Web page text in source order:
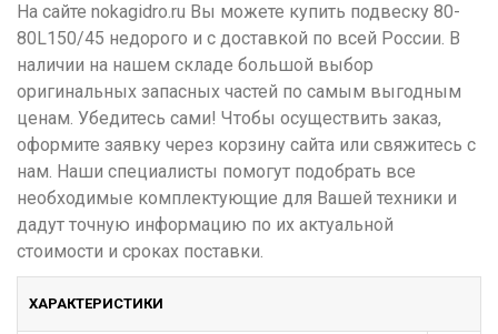
На сайте nokagidro.ru Вы можете купить подвеску 80-
80L150/45 недорого и с доставкой по всей России. В
наличии на нашем складе большой выбор
оригинальных запасных частей по самым выгодным
ценам. Убедитесь сами! Чтобы осуществить заказ,
оформите заявку через корзину сайта или свяжитесь с
нам. Наши специалисты помогут подобрать все
необходимые комплектующие для Вашей техники и
дадут точную информацию по их актуальной
стоимости и сроках поставки.
ХАРАКТЕРИСТИКИ